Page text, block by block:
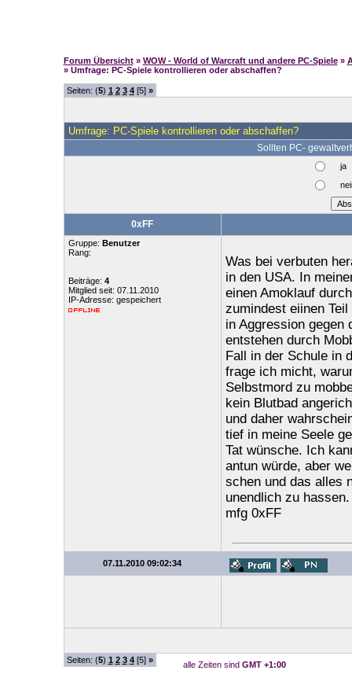
Forum Übersicht » WOW - World of Warcraft und andere PC-Spiele »
» Umfrage: PC-Spiele kontrollieren oder abschaffen?
Seiten: (5) 1 2 3 4[5] »
Umfrage: PC-Spiele kontrollieren oder abschaffen?
Sollten PC-
ja
0xFF
Gruppe: Benutzer
Rang:
Beiträge: 4
Mitglied seit: 07.11.2010
IP-Adresse: gespeichert
Was bei verbuten
in den USA. In
einen Amoklauf
zumindest eiinen
in Aggression gegen
entstehen durch
Fall in der Schule in
frage ich micht,
Selbstmord zu
kein Blutbad
und daher
tief in meine Seele
Tat wünsche. Ich
antun würde, aber
schen und das alles
unendlich zu hassen.
mfg 0xFF
07.11.2010 09:02:34
Seiten: (5) 1 2 3 4[5] » alle Zeiten sind GMT +1:00